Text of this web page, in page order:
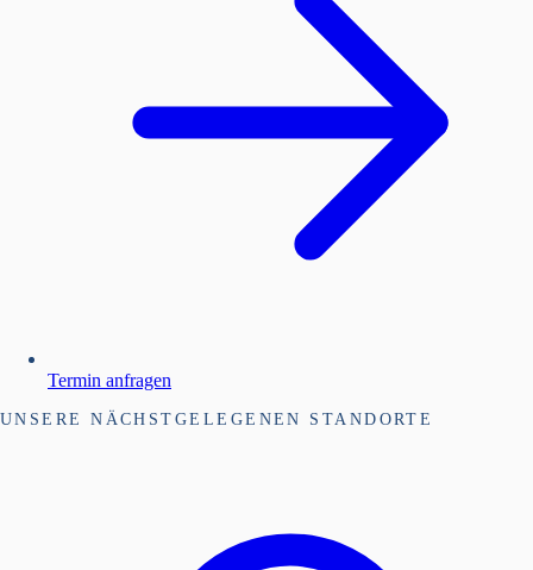
Termin anfragen
UNSERE NÄCHSTGELEGENEN STANDORTE